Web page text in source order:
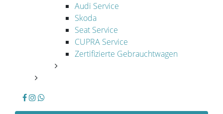
Audi Service
Skoda
Seat Service
CUPRA Service
Zertifizierte Gebrauchtwagen